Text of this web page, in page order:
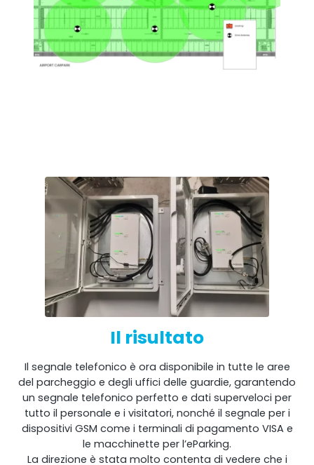
Il risultato
Il segnale telefonico è ora disponibile in tutte le aree
del parcheggio e degli uffici delle guardie, garantendo
un segnale telefonico perfetto e dati superveloci per
tutto il personale e i visitatori, nonché il segnale per i
dispositivi GSM come i terminali di pagamento VISA e
le macchinette per l’eParking.
La direzione è stata molto contenta di vedere che i